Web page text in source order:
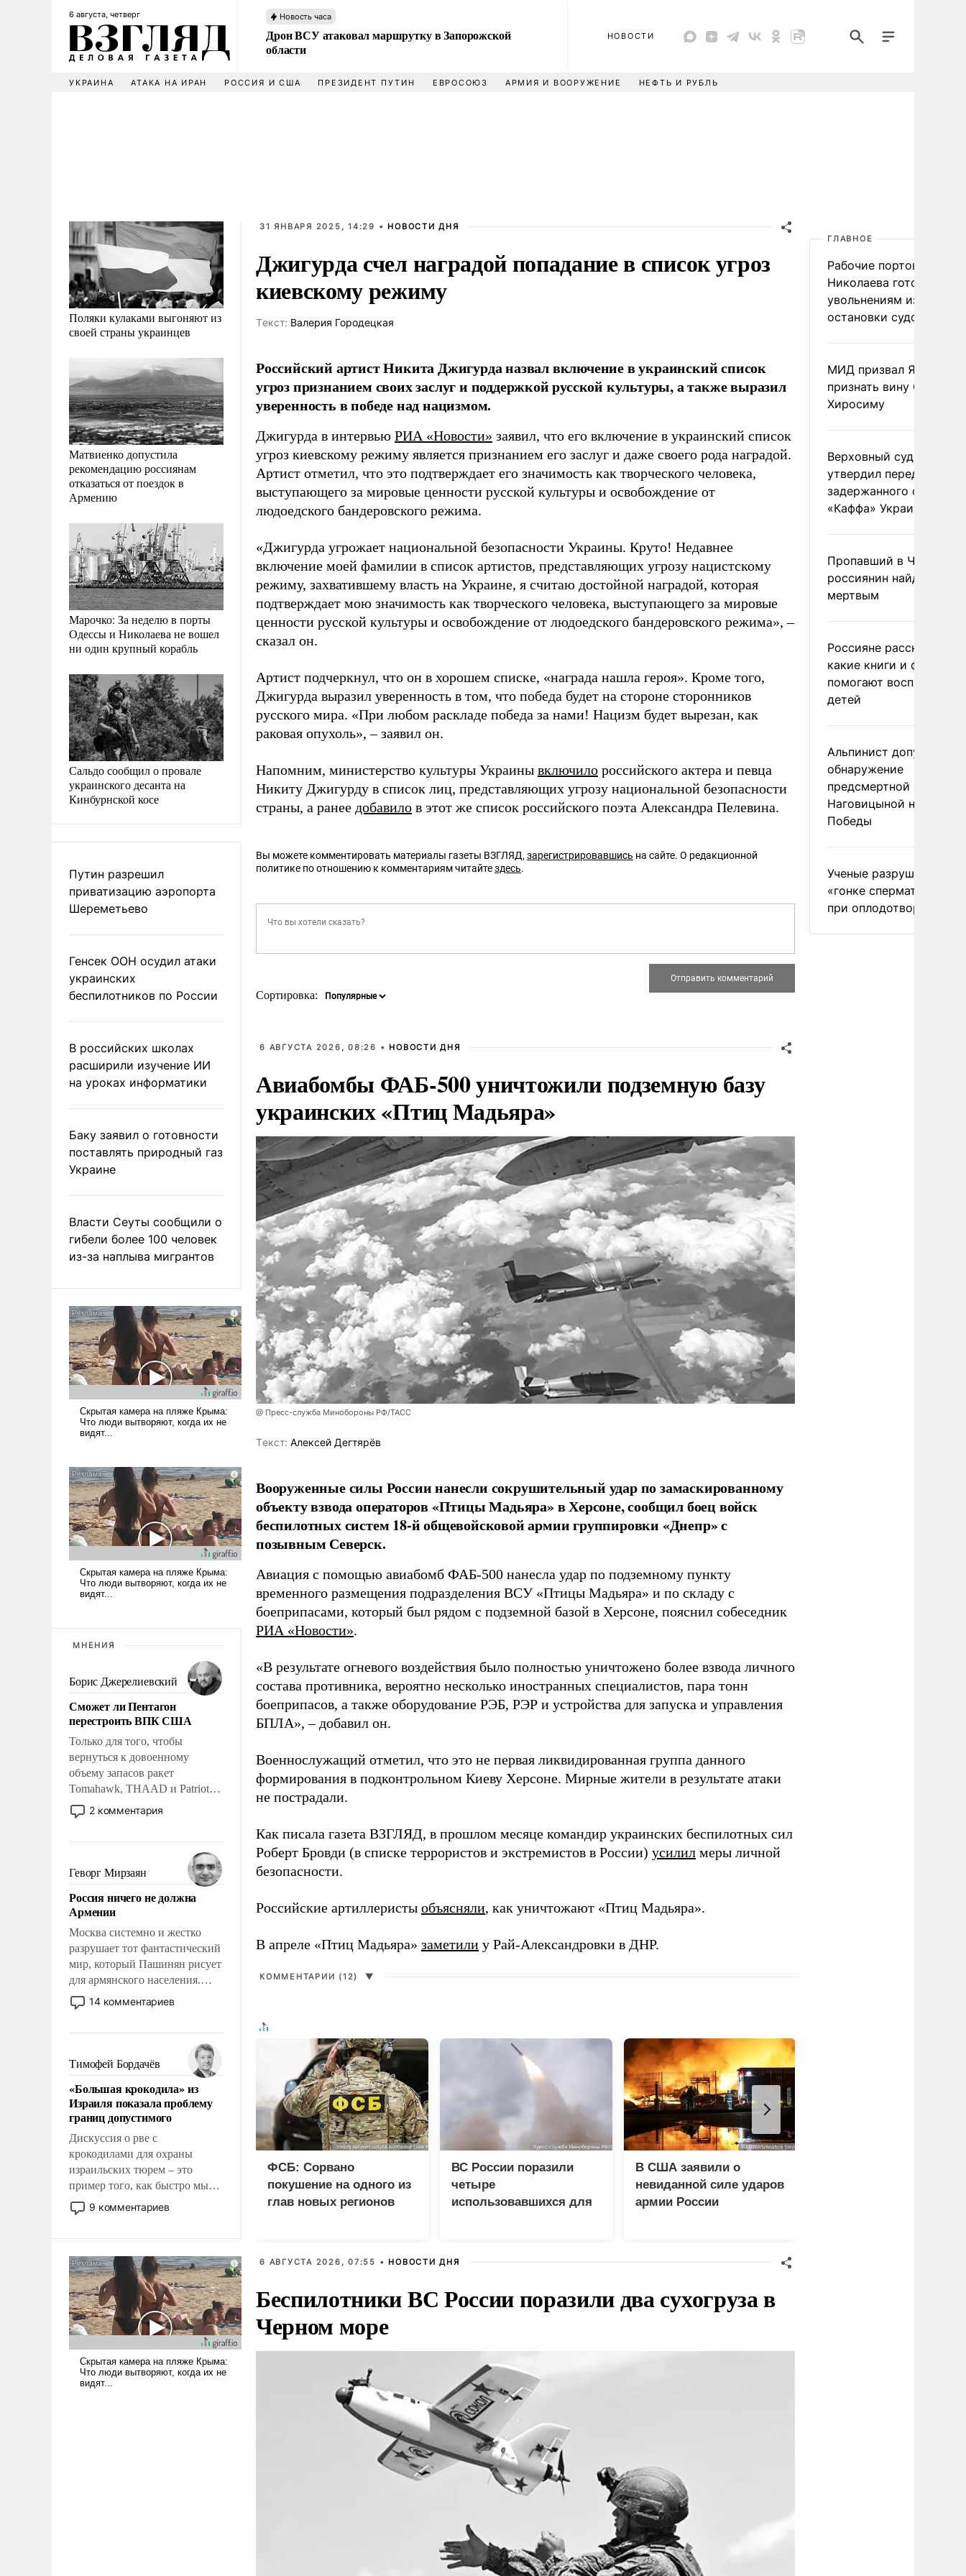
6 августа, четверг Новость часа
Дрон ВСУ атаковал маршрутку в Запорожской
области
НОВОСТИ
УКРАИНА АТАКА НА ИРАН РОССИЯ И США ПРЕЗИДЕНТ ПУТИН ЕВРОСОЮЗ АРМИЯ И ВООРУЖЕНИЕ НЕФТЬ И РУБЛЬ
Поляки кулаками выгоняют из
своей страны украинцев
Матвиенко допустила
рекомендацию россиянам
отказаться от поездок в
Армению
Марочко: За неделю в порты
Одессы и Николаева не вошел
ни один крупный корабль
Сальдо сообщил о провале
украинского десанта на
Кинбурнской косе
Путин разрешил
приватизацию аэропорта
Шереметьево
Генсек ООН осудил атаки
украинских
беспилотников по России
В российских школах
расширили изучение ИИ
на уроках информатики
Баку заявил о готовности
поставлять природный газ
Украине
Власти Сеуты сообщили о
гибели более 100 человек
из-за наплыва мигрантов
МНЕНИЯ
Борис Джерелиевский
Сможет ли Пентагон
перестроить ВПК США
Только для того, чтобы
вернуться к довоенному
объему запасов ракет
Tomahawk, THAAD и Patriot
США потребуется более трех
лет. Даже небольшая война с
Сложившаяся ситуация
означает многолетний период
уязвимости США, например,
перед Китаем.
2 комментария
Геворг Мирзаян
Россия ничего не должна
Армении
Москва системно и жестко
разрушает тот фантастический
мир, который Пашинян рисует
для армянского населения.
Мир, где политические
прожекты будут безусловно
налогоплательщиков и где
Еревану за свои поступки не
нужно отвечать.
14 комментариев
Тимофей Бордачёв
«Большая крокодила» из
Израиля показала проблему
границ допустимого
Дискуссия о рве с
крокодилами для охраны
израильских тюрем – это
пример того, как быстро мы
двигаемся по пути
революционных изменений.
псевдонаучной фантастики,
стало всерьез обсуждаемой
идеей.
9 комментариев
31 ЯНВАРЯ 2025, 14:29 • НОВОСТИ ДНЯ
Джигурда счел наградой попадание в список угроз
киевскому режиму
Tекст: Валерия Городецкая
Российский артист Никита Джигурда назвал включение в украинский список
угроз признанием своих заслуг и поддержкой русской культуры, а также выразил
уверенность в победе над нацизмом.
Джигурда в интервью РИА «Новости» заявил, что его включение в украинский список
угроз киевскому режиму является признанием его заслуг и даже своего рода наградой.
Артист отметил, что это подтверждает его значимость как творческого человека,
выступающего за мировые ценности русской культуры и освобождение от
людоедского бандеровского режима.
«Джигурда угрожает национальной безопасности Украины. Круто! Недавнее
включение моей фамилии в список артистов, представляющих угрозу нацистскому
режиму, захватившему власть на Украине, я считаю достойной наградой, которая
подтверждает мою значимость как творческого человека, выступающего за мировые
ценности русской культуры и освобождение от людоедского бандеровского режима», –
сказал он.
Артист подчеркнул, что он в хорошем списке, «награда нашла героя». Кроме того,
Джигурда выразил уверенность в том, что победа будет на стороне сторонников
русского мира. «При любом раскладе победа за нами! Нацизм будет вырезан, как
раковая опухоль», – заявил он.
Напомним, министерство культуры Украины включило российского актера и певца
Никиту Джигурду в список лиц, представляющих угрозу национальной безопасности
страны, а ранее добавило в этот же список российского поэта Александра Пелевина.
Вы можете комментировать материалы газеты ВЗГЛЯД, зарегистрировавшись на сайте. О редакционной
политике по отношению к комментариям читайтездесь.
Сортировка:
6 АВГУСТА 2026, 08:26 • НОВОСТИ ДНЯ
Авиабомбы ФАБ-500 уничтожили подземную базу
украинских «Птиц Мадьяра»
@ Пресс-служба Минобороны РФ/ТАСС
Tекст: Алексей Дегтярёв
Вооруженные силы России нанесли сокрушительный удар по замаскированному
объекту взвода операторов «Птицы Мадьяра» в Херсоне, сообщил боец войск
беспилотных систем 18-й общевойсковой армии группировки «Днепр» с
позывным Северск.
Авиация с помощью авиабомб ФАБ-500 нанесла удар по подземному пункту
временного размещения подразделения ВСУ «Птицы Мадьяра» и по складу с
боеприпасами, который был рядом с подземной базой в Херсоне, пояснил собеседник
РИА «Новости».
«В результате огневого воздействия было полностью уничтожено более взвода личного
состава противника, вероятно несколько иностранных специалистов, пара тонн
боеприпасов, а также оборудование РЭБ, РЭР и устройства для запуска и управления
БПЛА», – добавил он.
Военнослужащий отметил, что это не первая ликвидированная группа данного
формирования в подконтрольном Киеву Херсоне. Мирные жители в результате атаки
не пострадали.
Как писала газета ВЗГЛЯД, в прошлом месяце командир украинских беспилотных сил
Роберт Бровди (в списке террористов и экстремистов в России) усилил меры личной
безопасности.
Российские артиллеристы объясняли, как уничтожают «Птиц Мадьяра».
В апреле «Птиц Мадьяра» заметили у Рай-Александровки в ДНР.
КОММЕНТАРИИ (12) ▼
ФСБ: Сорвано
покушение на одного из
глав новых регионов
ВС России поразили
четыре
использовавшихся для
В США заявили о
невиданной силе ударов
армии России
6 АВГУСТА 2026, 07:55 • НОВОСТИ ДНЯ
Беспилотники ВС России поразили два сухогруза в
Черном море
ГЛАВНОЕ
Рабочие портов
Николаева готовятся к
увольнениям из-за
остановки судоходства
МИД призвал Японию
признать вину США за
Хиросиму
Верховный суд Швеции
утвердил передачу
задержанного
«Каффа» Украине
Пропавший в
россиянин найден
мертвым
Россияне рассказали,
какие книги и фильмы
помогают воспитывать
детей
Альпинист допустил
обнаружение
предсмертной записки
Наговицыной на пике
Победы
Ученые разрушили миф
«гонке
при оплодотворении